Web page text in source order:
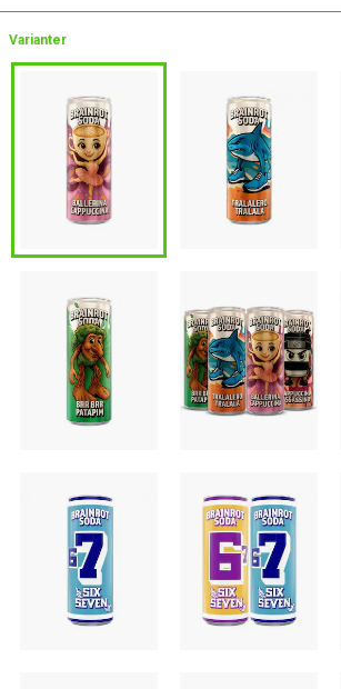
Varianter